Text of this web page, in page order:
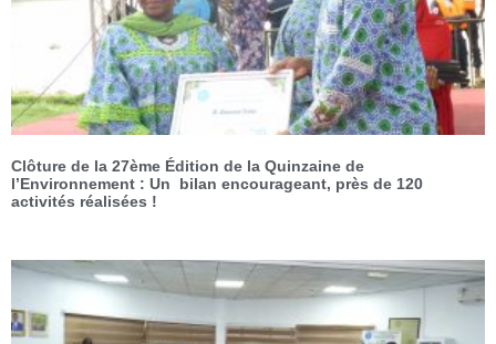
Clôture de la 27ème Édition de la Quinzaine de
l’Environnement : Un bilan encourageant, près de 120
activités réalisées !